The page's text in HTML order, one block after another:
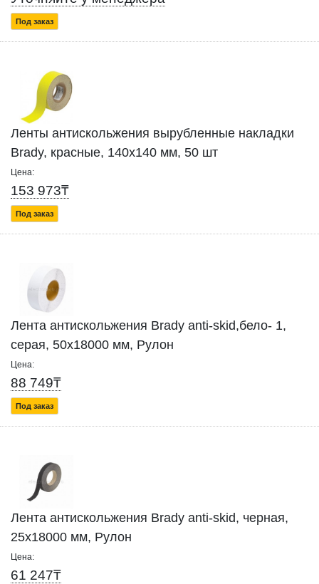
Под заказ
Ленты антискольжения вырубленные накладки
Brady, красные, 140x140 мм, 50 шт
Цена:
153 973₸
Под заказ
Лента антискольжения Brady anti-skid,бело- 1,
серая, 50x18000 мм, Рулон
Цена:
88 749₸
Под заказ
Лента антискольжения Brady anti-skid, черная,
25x18000 мм, Рулон
Цена:
61 247₸